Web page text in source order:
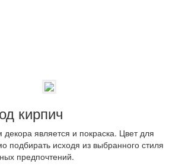
кирпич
является и покраска. Цвет для
подбирать исходя из выбранного стиля
предпочтений.